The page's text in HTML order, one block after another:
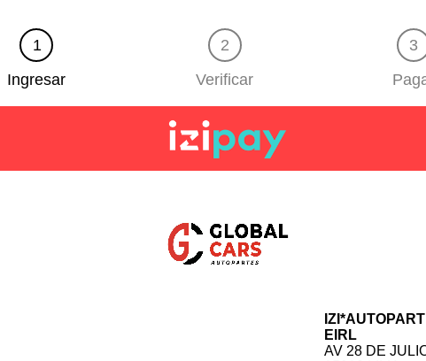
1
Ingresar
2
Verificar
3
EIRL
AV 28 DE